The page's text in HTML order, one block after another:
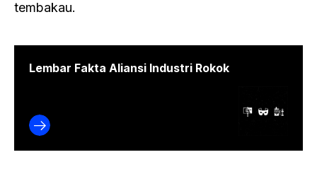
tembakau.
Lembar Fakta Aliansi Industri Rokok